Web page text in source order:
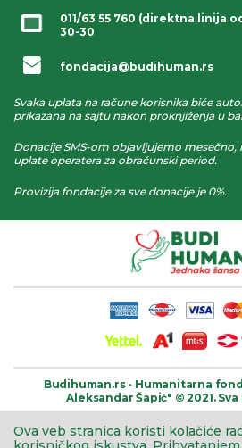
011/63 55 760 (direktna linija od
30-30
fondacija@budihuman.rs
Svaka uplata na račune korisnika biće
prikazana na sajtu nakon proknjiženja u
Donacije SMS-om objavljujemo mesečno,
uplate operatera za obračunski period.
Provizija fondacije za sve donacije je 0%.
Budihuman.rs - Humanitarna
Aleksandar Šapić" © 2021.
Ova veb stranica koristi kolačiće